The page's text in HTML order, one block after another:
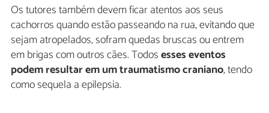
Os tutores também devem ficar atentos aos seus
cachorros quando estão passeando na rua, evitando que
sejam atropelados, sofram quedas bruscas ou entrem
em brigas com outros cães. Todosesses eventos
podem resultar em um traumatismo craniano, tendo
como sequela a epilepsia.